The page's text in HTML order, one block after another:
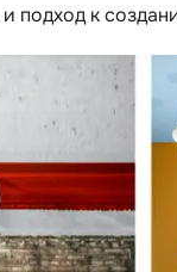
подход к